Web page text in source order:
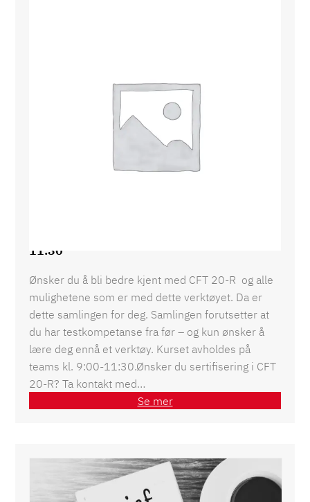
11:30
Ønsker du å bli bedre kjent med CFT 20-R og alle
mulighetene som er med dette verktøyet. Da er
dette samlingen for deg. Samlingen forutsetter at
du har testkompetanse fra før – og kun ønsker å
lære deg ennå et verktøy. Kurset avholdes på
teams kl. 9:00-11:30.Ønsker du sertifisering i CFT
20-R? Ta kontakt med…
Se mer